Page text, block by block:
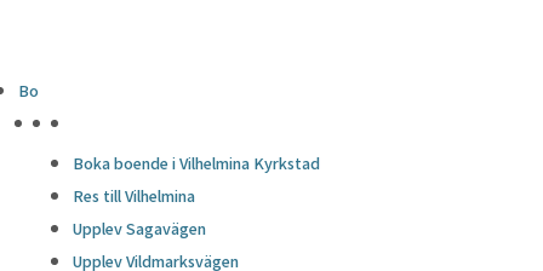
Bo
Boka boende i Vilhelmina Kyrkstad
Res till Vilhelmina
Upplev Sagavägen
Upplev Vildmarksvägen